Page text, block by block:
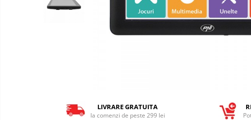
LIVRARE GRATUITA
la comenzi de peste 299 lei